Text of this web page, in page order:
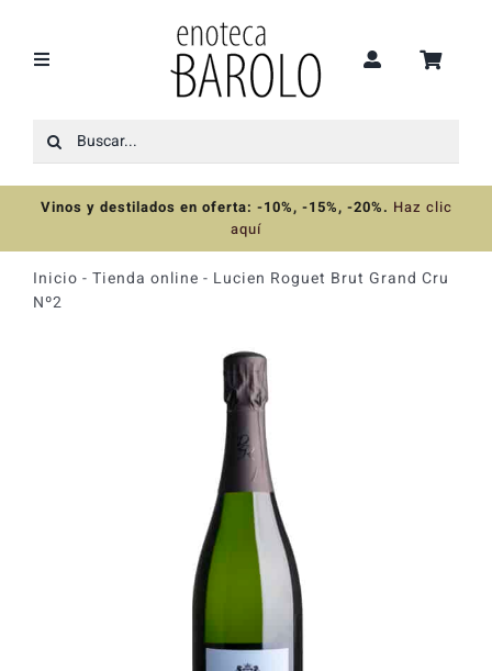
contenido
Toggle
Recomendaciones
Ofertas
Colecciones
Buscar:
Vinos y destilados en oferta: -10%, -15%, -20%. Haz clic
aquí
Inicio - Tienda online - Lucien Roguet Brut Grand Cru
Nº2